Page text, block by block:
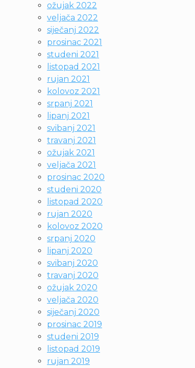
ožujak 2022
veljača 2022
siječanj 2022
prosinac 2021
studeni 2021
listopad 2021
rujan 2021
kolovoz 2021
srpanj 2021
lipanj 2021
svibanj 2021
travanj 2021
ožujak 2021
veljača 2021
prosinac 2020
studeni 2020
listopad 2020
rujan 2020
kolovoz 2020
srpanj 2020
lipanj 2020
svibanj 2020
travanj 2020
ožujak 2020
veljača 2020
siječanj 2020
prosinac 2019
studeni 2019
listopad 2019
rujan 2019